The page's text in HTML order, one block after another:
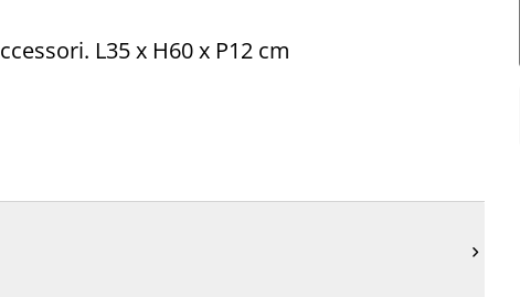
L35 x H60 x P12 cm
